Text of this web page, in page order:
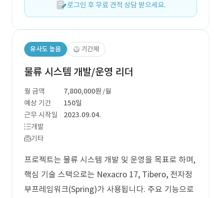
로그인 후 무료 견적 상담 받으세요.
유사도 높음 기간제
물류 시스템 개발/운영 리더
월 금액 7,800,000원 /월
예상 기간
150일
근무 시작일
2023.09.04.
개발
기타
프로젝트는 물류 시스템 개발 및 운영을 목표로 하며,
핵심 기술 스택으로는 Nexacro 17, Tibero, 전자정
부프레임워크(Spring)가 사용됩니다. 주요 기능으로